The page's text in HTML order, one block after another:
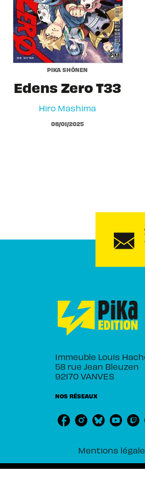
PIKA SHÔNEN
Edens Zero T33
Hiro Mashima
08/01/2025
Immeuble Louis
58 rue Jean Bleuzen
92170 VANVES
NOS RÉSEAUX
Mentions